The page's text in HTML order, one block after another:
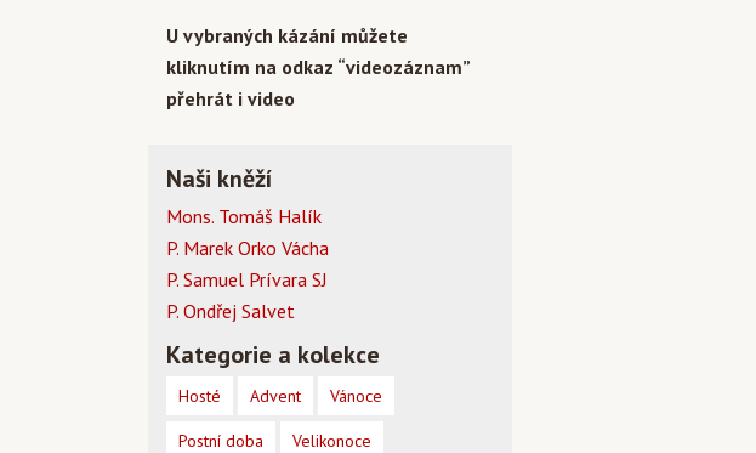
U vybraných kázání můžete
kliknutím na odkaz “videozáznam”
přehrát i video
Naši kněží
Mons. Tomáš Halík
P. Marek Orko Vácha
P. Samuel Prívara SJ
P. Ondřej Salvet
Kategorie a kolekce
Hosté Advent Vánoce
Postní doba Velikonoce